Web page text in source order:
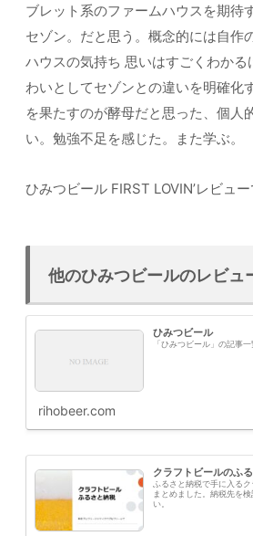
ブレット系のファームハウスを期待
セゾン。だと思う。概念的には自作
ハウスの気持ち 思いはすごくわかる
わいとしてセゾンとの違いを明確化
を果たすのが酵母だと思った、個人
い。勉強不足を感じた。また学ぶ。
ひみつビール FIRST LOVIN’レビュー
他のひみつビールのレビュ
ひみつビール
「ひみつビール」の記事一
rihobeer.com
クラフトビールのふ
ふるさと納税で手に入る
まとめました。納税先を
い。